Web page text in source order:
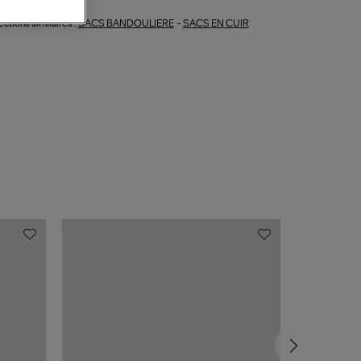
similaires :SACS BANDOULIERE- SACS EN CUIR